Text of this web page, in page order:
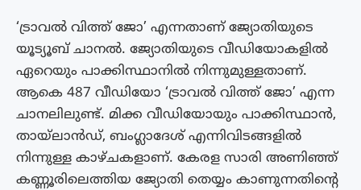
‘ട്രാവൽ വിത്ത് ജോ’ എന്നതാണ് ജ്യോതിയുടെ
യൂട്യൂബ് ചാനൽ. ജ്യോതിയുടെ വീഡിയോകളിൽ
ഏറെയും പാക്കിസ്ഥാനിൽ നിന്നുമുള്ളതാണ്.
ആകെ 487 വീഡിയോ ‘ട്രാവൽ വിത്ത് ജോ’ എന്ന
ചാനലിലുണ്ട്. മിക്ക വീഡിയോയും പാക്കിസ്ഥാൻ,
തായ്‌ലാൻഡ്, ബംഗ്ലാദേശ് എന്നിവിടങ്ങളിൽ
നിന്നുള്ള കാഴ്‌ചകളാണ്. കേരള സാരി അണിഞ്ഞ്
കണ്ണൂരിലെത്തിയ ജ്യോതി തെയ്യം കാണുന്നതിൻ്റെ